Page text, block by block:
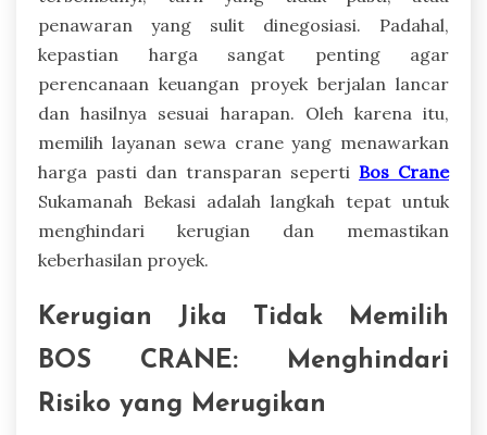
penawaran yang sulit dinegosiasi. Padahal,
kepastian harga sangat penting agar
perencanaan keuangan proyek berjalan lancar
dan hasilnya sesuai harapan. Oleh karena itu,
memilih layanan sewa crane yang menawarkan
harga pasti dan transparan seperti Bos Crane
Sukamanah Bekasi adalah langkah tepat untuk
menghindari kerugian dan memastikan
keberhasilan proyek.
Kerugian Jika Tidak Memilih
BOS CRANE: Menghindari
Risiko yang Merugikan